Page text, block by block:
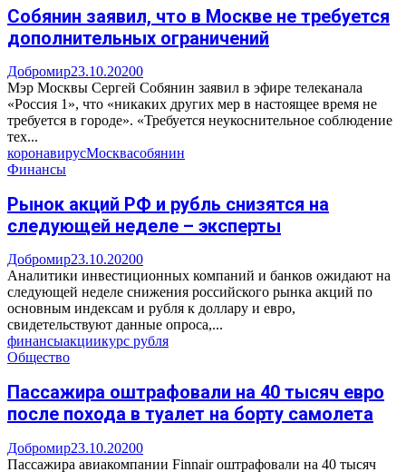
Собянин заявил, что в Москве не требуется
дополнительных ограничений
Добромир23.10.20200
Мэр Москвы Сергей Собянин заявил в эфире телеканала
«Россия 1», что «никаких других мер в настоящее время не
требуется в городе». «Требуется неукоснительное соблюдение
тех...
коронавирусМосквасобянин
Финансы
Рынок акций РФ и рубль снизятся на
следующей неделе – эксперты
Добромир23.10.20200
Аналитики инвестиционных компаний и банков ожидают на
следующей неделе снижения российского рынка акций по
основным индексам и рубля к доллару и евро,
свидетельствуют данные опроса,...
финансыакциикурс рубля
Общество
Пассажира оштрафовали на 40 тысяч евро
после похода в туалет на борту самолета
Добромир23.10.20200
Пассажира авиакомпании Finnair оштрафовали на 40 тысяч